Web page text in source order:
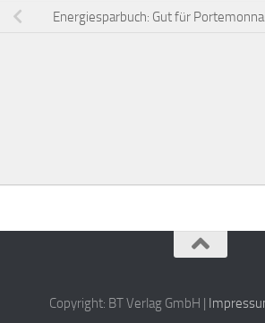
Energiesparbuch: Gut für
Copyright: BT Verlag GmbH |